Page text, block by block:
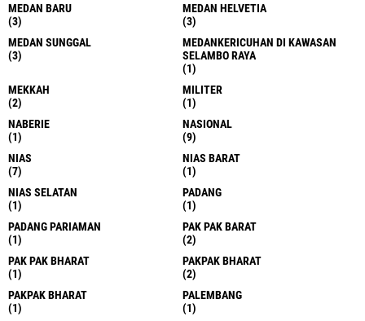
MEDAN BARU
(3)
MEDAN HELVETIA
(3)
MEDAN SUNGGAL
(3)
MEDANKERICUHAN DI KAWASAN
SELAMBO RAYA
(1)
MEKKAH
(2)
MILITER
(1)
NABERIE
(1)
NASIONAL
(9)
NIAS
(7)
NIAS BARAT
(1)
NIAS SELATAN
(1)
PADANG
(1)
PADANG PARIAMAN
(1)
PAK PAK BARAT
(2)
PAK PAK BHARAT
(1)
PAKPAK BHARAT
(2)
PAKPAK BHARAT
(1)
PALEMBANG
(1)